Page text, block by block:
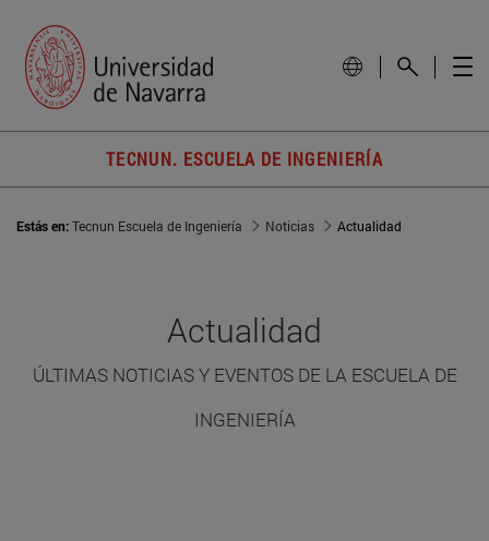
TECNUN. ESCUELA DE INGENIERÍA
Estás en:Tecnun Escuela de Ingeniería Noticias Actualidad
Actualidad
ÚLTIMAS NOTICIAS Y EVENTOS DE LA ESCUELA DE
INGENIERÍA